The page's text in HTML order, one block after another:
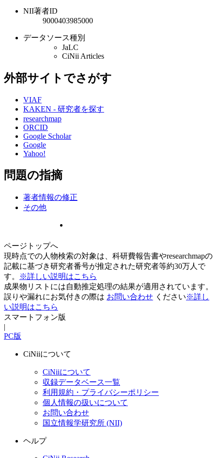
NII著者ID
9000403985000
データソース種別
JaLC
CiNii Articles
外部サイトでさがす
VIAF
KAKEN - 研究者を探す
researchmap
ORCID
Google Scholar
Google
Yahoo!
問題の指摘
著者情報の修正
その他
ページトップへ
現時点での人物検索の対象は、科研費報告書やresearchmapの
記載に基づき研究者番号が推定された研究者等約30万人で
す。
※詳しい説明はこちら
成果物リストには自動推定処理の結果が適用されています。
誤りや漏れにお気付きの際は お問い合わせ ください※詳し
い説明はこちら
スマートフォン版
|
PC版
CiNiiについて
CiNiiについて
収録データベース一覧
利用規約・プライバシーポリシー
個人情報の扱いについて
お問い合わせ
国立情報学研究所 (NII)
ヘルプ